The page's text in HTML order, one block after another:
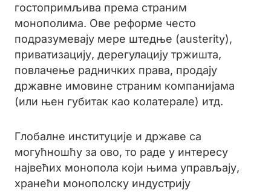
гостопримљива према страним
монополима. Ове реформе често
подразумевају мере штедње (austerity),
приватизацију, дерегулацију тржишта,
повлачење радничких права, продају
државне имовине страним компанијама
(или њен губитак као колатерале) итд.
Глобалне институције и државе са
могућношћу за ово, то раде у интересу
највећих монопола који њима управљају,
хранећи монополску индустрију